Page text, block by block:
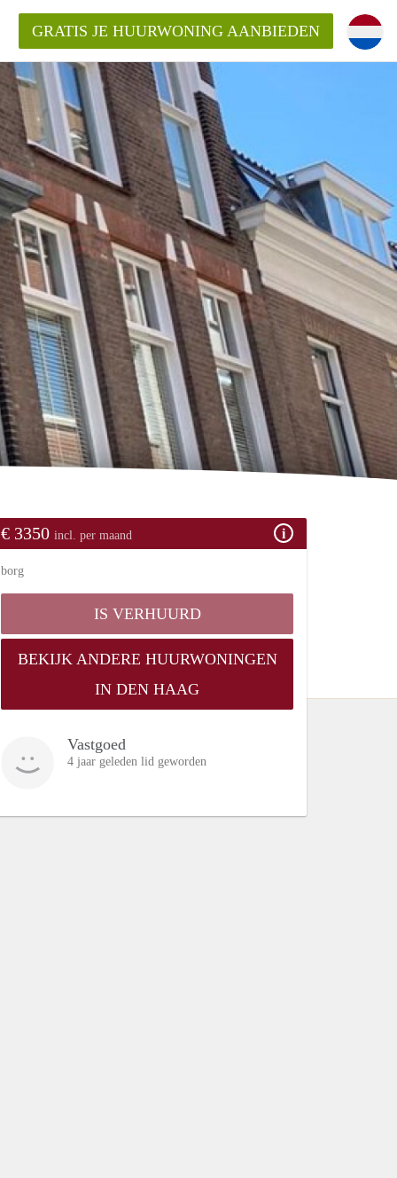
GRATIS JE HUURWONING AANBIEDEN
€ 3350 incl. per maand
borg
IS VERHUURD
BEKIJK ANDERE HUURWONINGEN
IN DEN HAAG
Vastgoed
4 jaar geleden lid geworden